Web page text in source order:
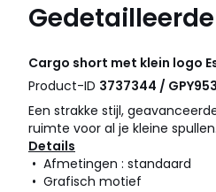
Cargo short met klein logo
Product-ID 3737344 / GPY953
Een strakke stijl,
ruimte voor al je kleine spullen.
Details
• Afmetingen : standaard
• Grafisch motief